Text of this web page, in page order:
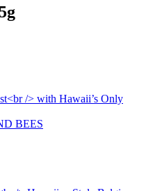
/> with Hawaii’s Only
BEES